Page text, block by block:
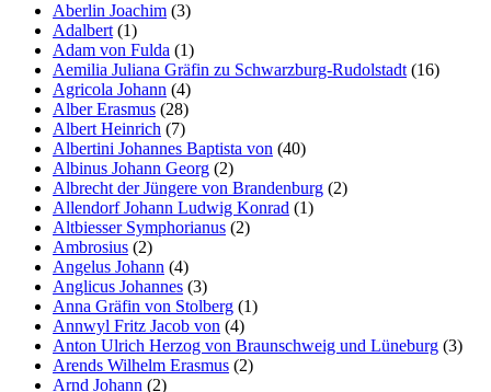
Aberlin Joachim (3)
Adalbert (1)
Adam von Fulda (1)
Aemilia Juliana Gräfin zu Schwarzburg-Rudolstadt (16)
Agricola Johann (4)
Alber Erasmus (28)
Albert Heinrich (7)
Albertini Johannes Baptista von (40)
Albinus Johann Georg (2)
Albrecht der Jüngere von Brandenburg (2)
Allendorf Johann Ludwig Konrad (1)
Altbiesser Symphorianus (2)
Ambrosius (2)
Angelus Johann (4)
Anglicus Johannes (3)
Anna Gräfin von Stolberg (1)
Annwyl Fritz Jacob von (4)
Anton Ulrich Herzog von Braunschweig und Lüneburg (3)
Arends Wilhelm Erasmus (2)
Arnd Johann (2)